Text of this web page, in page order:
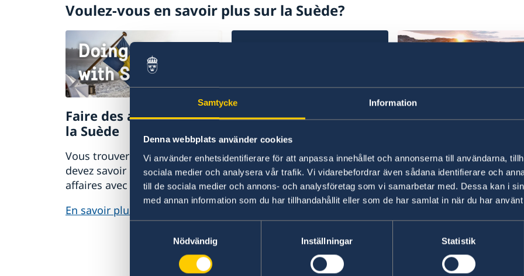
Samtycke Information
Denna webbplats använder cookies
Vi använder enhetsidentifierare för att anpassa innehållet och annonserna till användarna,
sociala medier och analysera vår trafik. Vi vidarebefordrar även sådana identifierare och
till de sociala medier och annons- och analysföretag som vi samarbetar med. Dessa kan i
med annan information som du har tillhandahållit eller som de har samlat in när du har
Nödvändig
Inställningar Statistik
Voulez-vous en savoir plus sur la Suède?
Faire des affaires avec
la Suède
Vous trouverez ici tout ce que
devez savoir pour faire des
affaires avec la Suède.
En savoir plus
Soupçon d’irrégularités
Si vous avez des plaintes ou
soupçonnez des crimes ou des
irrégularités liés aux activités
du ministère des Affaires
étrangères, vous pouvez le
Signalez une plainte contre
le ministère des Affaires
étrangères (en anglais)
Un monde à
du voyage en Suède.
En savoir plus